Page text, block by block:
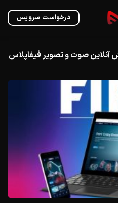
درخواست سرویس
آنلاین صوت و تصویر فیفاپلاس